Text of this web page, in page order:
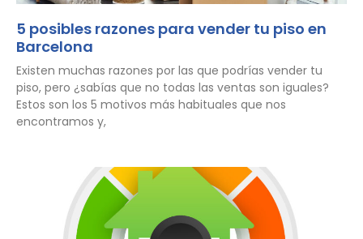
5 posibles razones para vender tu piso en
Barcelona
Existen muchas razones por las que podrías vender tu
piso, pero ¿sabías que no todas las ventas son iguales?
Estos son los 5 motivos más habituales que nos
encontramos y,